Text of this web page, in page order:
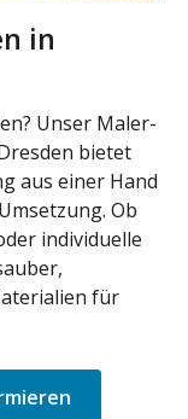
in
Unser Maler-
bietet
aus einer Hand
Ob
individuelle
für